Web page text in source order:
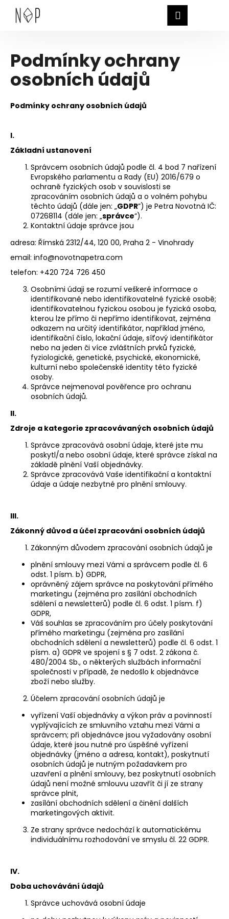
Přejít
obsah
Hledat
Podmínky ochrany
osobních údajů
Podmínky ochrany osobních údajů
I.
Základní ustanovení
Správcem osobních údajů podle čl. 4 bod 7 nařízení
Evropského parlamentu a Rady (EU) 2016/679 o
ochraně fyzických osob v souvislosti se
zpracováním osobních údajů a o volném pohybu
těchto údajů (dále jen: „GDPR”) je Petra Novotná IČ:
07268114 (dále jen: „správce“).
Kontaktní údaje správce jsou
adresa: Římská 2312/44, 120 00, Praha 2 - Vinohrady
email: info@novotnapetra.com
telefon: +420 724 726 450
Osobními údaji se rozumí veškeré informace o
identifikované nebo identifikovatelné fyzické osobě;
identifikovatelnou fyzickou osobou je fyzická osoba,
kterou lze přímo či nepřímo identifikovat, zejména
odkazem na určitý identifikátor, například jméno,
identifikační číslo, lokační údaje, síťový identifikátor
nebo na jeden či více zvláštních prvků fyzické,
fyziologické, genetické, psychické, ekonomické,
kulturní nebo společenské identity této fyzické
osoby.
Správce nejmenoval pověřence pro ochranu
osobních údajů.
II.
Zdroje a kategorie zpracovávaných osobních údajů
Správce zpracovává osobní údaje, které jste mu
poskytl/a nebo osobní údaje, které správce získal na
základě plnění Vaší objednávky.
Správce zpracovává Vaše identifikační a kontaktní
údaje a údaje nezbytné pro plnění smlouvy.
III.
Zákonný důvod a účel zpracování osobních údajů
Zákonným důvodem zpracování osobních údajů je
plnění smlouvy mezi Vámi a správcem podle čl. 6
odst. 1 písm. b) GDPR,
oprávněný zájem správce na poskytování přímého
marketingu (zejména pro zasílání obchodních
sdělení a newsletterů) podle čl. 6 odst. 1 písm. f)
GDPR,
Váš souhlas se zpracováním pro účely poskytování
přímého marketingu (zejména pro zasílání
obchodních sdělení a newsletterů) podle čl. 6 odst. 1
písm. a) GDPR ve spojení s § 7 odst. 2 zákona č.
480/2004 Sb., o některých službách informační
společnosti v případě, že nedošlo k objednávce
zboží nebo služby.
Účelem zpracování osobních údajů je
vyřízení Vaší objednávky a výkon práv a povinností
vyplývajících ze smluvního vztahu mezi Vámi a
správcem; při objednávce jsou vyžadovány osobní
údaje, které jsou nutné pro úspěšné vyřízení
objednávky (jméno a adresa, kontakt), poskytnutí
osobních údajů je nutným požadavkem pro
uzavření a plnění smlouvy, bez poskytnutí osobních
údajů není možné smlouvu uzavřít či jí ze strany
správce plnit,
zasílání obchodních sdělení a činění dalších
marketingových aktivit.
Ze strany správce nedochází k automatickému
individuálnímu rozhodování ve smyslu čl. 22 GDPR.
IV.
Doba uchovávání údajů
Správce uchovává osobní údaje
Zpět
Zpět
C
o
p
t
e
b
a
j
í
HLEDAT
p
o
e
DÁMSKÉ
'80'